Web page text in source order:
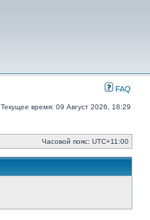
FAQ
Текущее время: 09 Август 2026, 18:29
Часовой пояс: UTC+11:00